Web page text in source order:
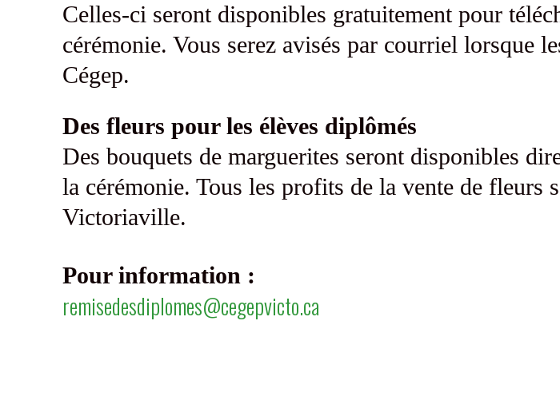
Celles-ci seront disponibles gratuitement pour
cérémonie. Vous serez avisés par courriel lorsque
Cégep.
Des fleurs pour les élèves diplômés
Des bouquets de marguerites seront disponibles
la cérémonie. Tous les profits de la vente de fleurs
Victoriaville.
Pour information :
remisedesdiplomes@cegepvicto.ca